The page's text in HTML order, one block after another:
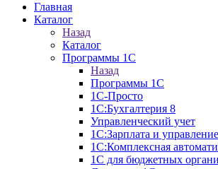
Главная
Каталог
Назад
Каталог
Программы 1С
Назад
Программы 1С
1С-Просто
1С:Бухгалтерия 8
Управленческий учет
1С:Зарплата и
1C:Комплексная
1С для бюджетных